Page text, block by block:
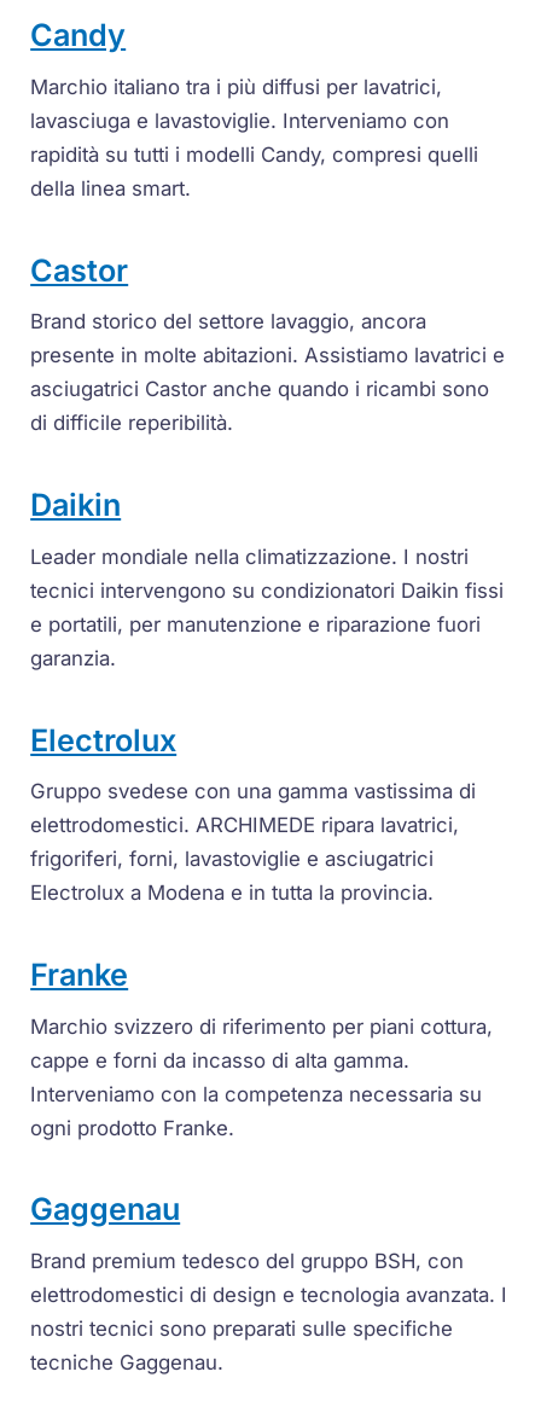
Candy
Marchio italiano tra i più diffusi per lavatrici,
lavasciuga e lavastoviglie. Interveniamo con
rapidità su tutti i modelli Candy, compresi quelli
della linea smart.
Castor
Brand storico del settore lavaggio, ancora
presente in molte abitazioni. Assistiamo lavatrici e
asciugatrici Castor anche quando i ricambi sono
di difficile reperibilità.
Daikin
Leader mondiale nella climatizzazione. I nostri
tecnici intervengono su condizionatori Daikin fissi
e portatili, per manutenzione e riparazione fuori
garanzia.
Electrolux
Gruppo svedese con una gamma vastissima di
elettrodomestici. ARCHIMEDE ripara lavatrici,
frigoriferi, forni, lavastoviglie e asciugatrici
Electrolux a Modena e in tutta la provincia.
Franke
Marchio svizzero di riferimento per piani cottura,
cappe e forni da incasso di alta gamma.
Interveniamo con la competenza necessaria su
ogni prodotto Franke.
Gaggenau
Brand premium tedesco del gruppo BSH, con
elettrodomestici di design e tecnologia avanzata. I
nostri tecnici sono preparati sulle specifiche
tecniche Gaggenau.